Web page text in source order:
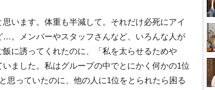
います。体重も半減して。それだけ必死にアイ
。メンバーやスタッフさんなど、いろんな人が
飯に誘ってくれたのに、「私を太らせるため
ました。私はグループの中でとにかく何かの1位
思っていたのに、他の人に1位をとられたら困る